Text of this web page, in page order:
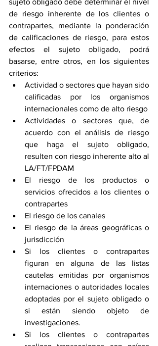
sujeto obligado debe determinar el nivel
de riesgo inherente de los clientes o
contrapartes, mediante la ponderación
de calificaciones de riesgo, para estos
efectos el sujeto obligado, podrá
basarse, entre otros, en los siguientes
criterios:
Actividad o sectores que hayan sido
calificadas por los organismos
internacionales como de alto riesgo
Actividades o sectores que, de
acuerdo con el análisis de riesgo
que haga el sujeto obligado,
resulten con riesgo inherente alto al
LA/FT/FPDAM
El riesgo de los productos o
servicios ofrecidos a los clientes o
contrapartes
El riesgo de los canales
El riesgo de la áreas geográficas o
jurisdicción
Si los clientes o contrapartes
figuran en alguna de las listas
cautelas emitidas por organismos
internaciones o autoridades locales
adoptadas por el sujeto obligado o
si están siendo objeto de
investigaciones.
Si los clientes o contrapartes